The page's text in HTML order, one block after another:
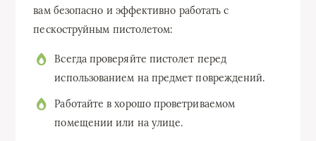
вам безопасно и эффективно работать с
пескоструйным пистолетом:
Всегда проверяйте пистолет перед
использованием на предмет повреждений.
Работайте в хорошо проветриваемом
помещении или на улице.